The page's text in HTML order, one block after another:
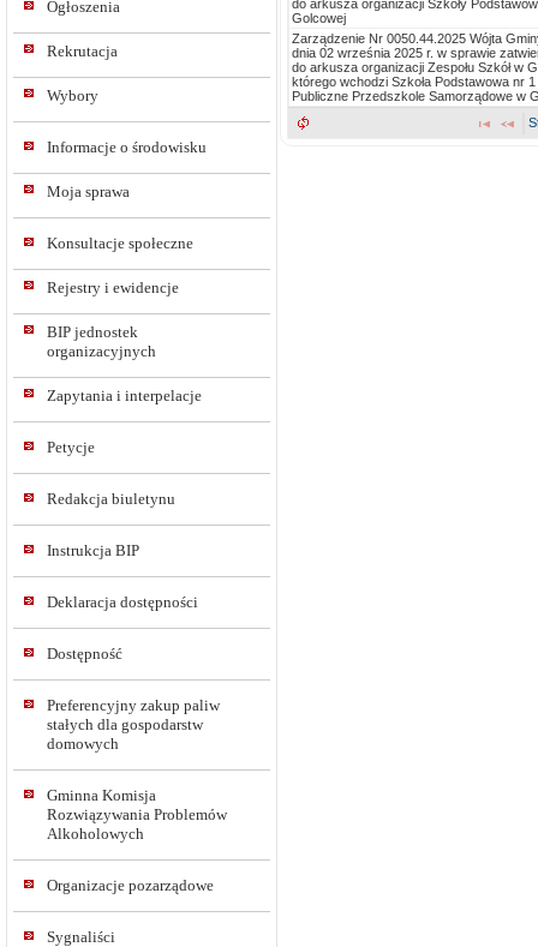
Ogłoszenia
Rekrutacja
Wybory
Informacje o środowisku
Moja sprawa
Konsultacje społeczne
Rejestry i ewidencje
BIP jednostek
organizacyjnych
Zapytania i interpelacje
Petycje
Redakcja biuletynu
Instrukcja BIP
Deklaracja dostępności
Dostępność
Preferencyjny zakup paliw
stałych dla gospodarstw
domowych
Gminna Komisja
Rozwiązywania Problemów
Alkoholowych
Organizacje pozarządowe
Sygnaliści
do arkusza organizacji Szkoły
Golcowej
Zarządzenie Nr 0050.44.2025 Wójta
dnia 02 września 2025 r. w sprawie
do arkusza organizacji Zespołu Szkół w
którego wchodzi Szkoła Podstawowa nr
Publiczne Przedszkole Samorządowe w